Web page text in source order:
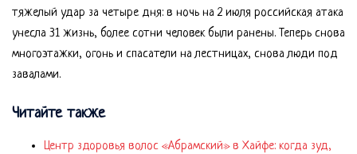
тяжелый удар за четыре дня: в ночь на 2 июля российская атака
унесла 31 жизнь, более сотни человек были ранены. Теперь снова
многоэтажки, огонь и спасатели на лестницах, снова люди под
завалами.
Читайте также
Центр здоровья волос «Абрaмский» в Хайфе: когда зуд,